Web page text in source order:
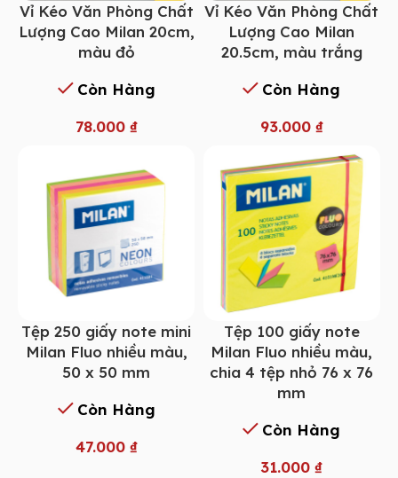
Vỉ Kéo Văn Phòng Chất
Lượng Cao Milan 20cm,
màu đỏ
Còn Hàng
78.000 ₫
Vỉ Kéo Văn Phòng Chất
Lượng Cao Milan
20.5cm, màu trắng
Còn Hàng
93.000 ₫
Tệp 250 giấy note mini
Milan Fluo nhiều màu,
50 x 50 mm
Còn Hàng
47.000 ₫
Tệp 100 giấy note
Milan Fluo nhiều màu,
chia 4 tệp nhỏ 76 x 76
mm
Còn Hàng
31.000₫